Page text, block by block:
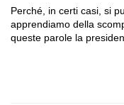
Perché, in certi casi, si
apprendiamo della
queste parole la